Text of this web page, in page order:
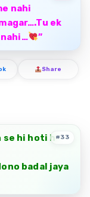
nahi
ek
”
Share
se hi hoti h
badal jaya
#33